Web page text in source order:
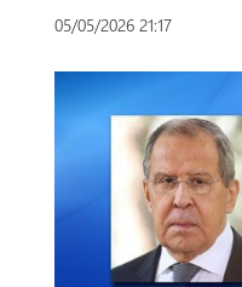
05/05/2026 21:17